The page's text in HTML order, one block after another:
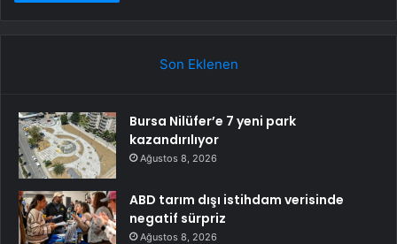
Son Eklenen
Bursa Nilüfer’e 7 yeni park
kazandırılıyor
Ağustos 8, 2026
ABD tarım dışı istihdam verisinde
negatif sürpriz
Ağustos 8, 2026